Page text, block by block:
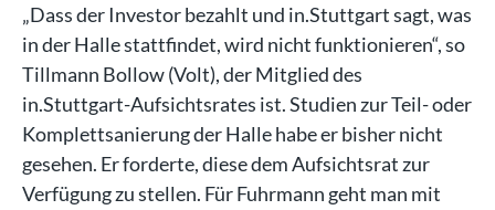
„Dass der Investor bezahlt und in.Stuttgart sagt, was
in der Halle stattfindet, wird nicht funktionieren“, so
Tillmann Bollow (Volt), der Mitglied des
in.Stuttgart-Aufsichtsrates ist. Studien zur Teil- oder
Komplettsanierung der Halle habe er bisher nicht
gesehen. Er forderte, diese dem Aufsichtsrat zur
Verfügung zu stellen. Für Fuhrmann geht man mit